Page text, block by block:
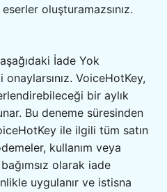
oluşturamazsınız.
İade Yok
VoiceHotKey,
bir aylık
Bu deneme süresinden
ile ilgili tüm satın
kullanım veya
olarak iade
uygulanır ve istisna